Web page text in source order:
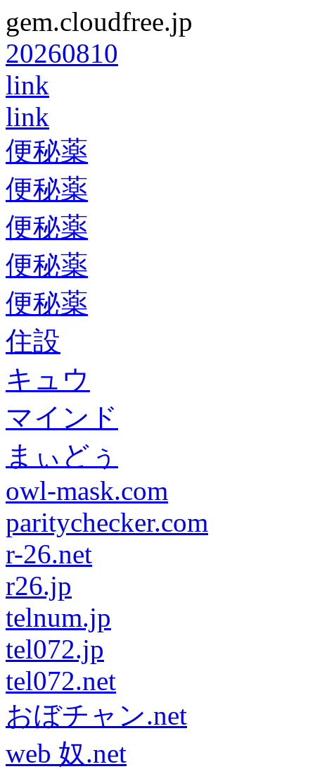
gem.cloudfree.jp
20260810
link
link
便秘薬
便秘薬
便秘薬
便秘薬
便秘薬
住設
キュウ
マインド
まぃどぅ
owl-mask.com
paritychecker.com
r-26.net
r26.jp
telnum.jp
tel072.jp
tel072.net
おぼチャン.net
web 奴.net